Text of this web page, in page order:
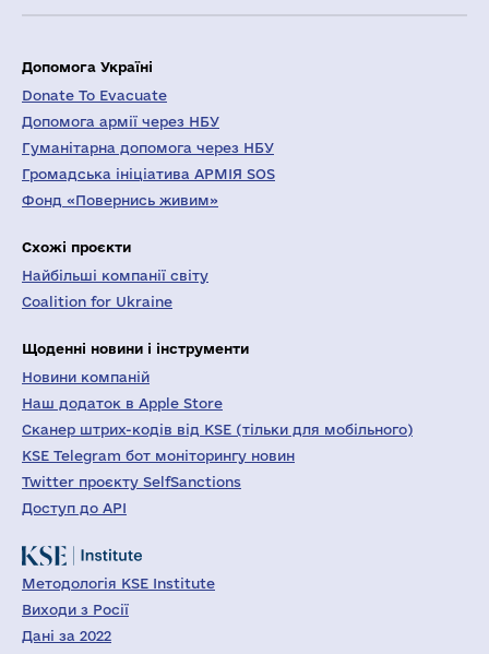
Допомога Україні
Donate To Evacuate
Допомога армії через НБУ
Гуманітарна допомога через НБУ
Громадська ініціатива АРМІЯ SOS
Фонд «Повернись живим»
Схожі проєкти
Найбільші компанії світу
Coalition for Ukraine
Щоденні новини і інструменти
Новини компаній
Наш додаток в Apple Store
Сканер штрих-кодів від KSE (тільки для мобільного)
KSE Telegram бот моніторингу новин
Twitter проєкту SelfSanctions
Доступ до API
Методологія KSE Institute
Виходи з Росії
Дані за 2022